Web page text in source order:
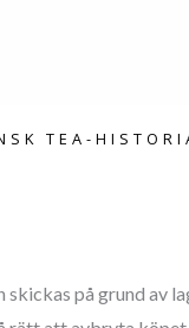
TEA-
skickas på grund av